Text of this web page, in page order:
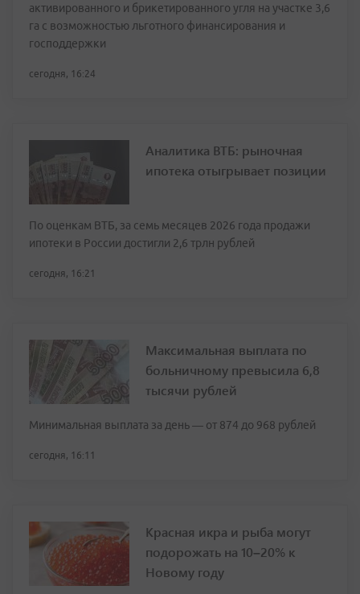
активированного и брикетированного угля на участке 3,6
га с возможностью льготного финансирования и
господдержки
сегодня, 16:24
Аналитика ВТБ: рыночная
ипотека отыгрывает позиции
По оценкам ВТБ, за семь месяцев 2026 года продажи
ипотеки в России достигли 2,6 трлн рублей
сегодня, 16:21
Максимальная выплата по
больничному превысила 6,8
тысячи рублей
Минимальная выплата за день — от 874 до 968 рублей
сегодня, 16:11
Красная икра и рыба могут
подорожать на 10–20% к
Новому году